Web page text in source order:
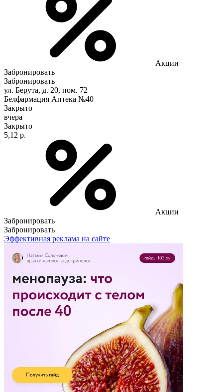
Акции
Забронировать
Забронировать
ул. Берута, д. 20, пом. 72
Белфармация Аптека №40
Закрыто
вчера
Закрыто
5,12 р.
Акции
Забронировать
Забронировать
Эффективная реклама на сайте